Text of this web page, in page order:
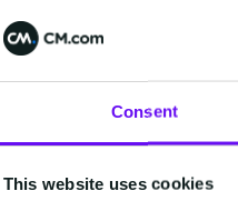
Consent
This website uses cookies
di Notre-Dame
soluzione di
per la sua